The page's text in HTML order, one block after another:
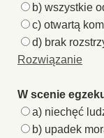
b) wszystkie
c) otwartą
d) brak
Rozwiązanie
W scenie
a) niechęć
b) upadek